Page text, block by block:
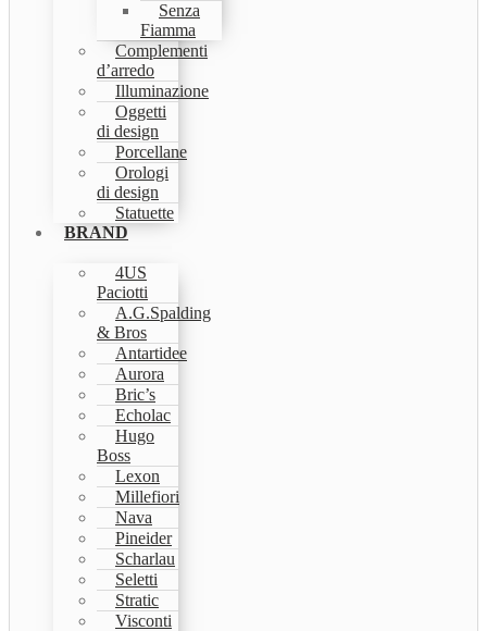
Senza
Fiamma
Complementi
d’arredo
Illuminazione
Oggetti
di design
Porcellane
Orologi
di design
Statuette
BRAND
4US
Paciotti
A.G.Spalding
& Bros
Antartidee
Aurora
Bric’s
Echolac
Hugo
Boss
Lexon
Millefiori
Nava
Pineider
Scharlau
Seletti
Stratic
Visconti